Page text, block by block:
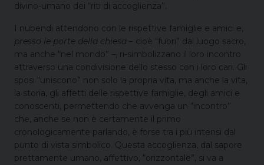
divino-umano dei “riti di accoglienza”.
I nubendi attendono con le rispettive famiglie e amici e,
presso le porte della chiesa – cioè “fuori” dal luogo sacro,
ma anche “nel mondo” –, ri-simbolizzano il loro incontro
attraverso una condivisione dello stesso con i loro cari. Gli
sposi “uniscono” non solo la propria vita, ma anche la vita,
la storia, gli affetti delle rispettive famiglie, degli amici e
conoscenti, permettendo che avvenga un “incontro”
che, anche se non è certamente il primo
cronologicamente parlando, è forse tra i più intensi dal
punto di vista simbolico. Questa accoglienza, dal sapore
prettamente umano, affettivo, “orizzontale”, si va a